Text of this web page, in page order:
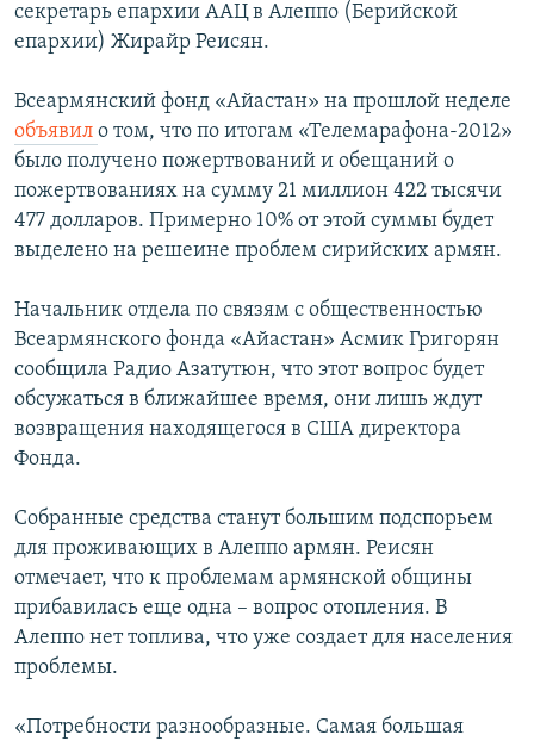
секретарь епархии ААЦ в Алеппо (Берийской
епархии) Жирайр Реисян.
Всеармянский фонд «Айастан» на прошлой неделе
объявил о том, что по итогам «Телемарафона-2012»
было получено пожертвований и обещаний о
пожертвованиях на сумму 21 миллион 422 тысячи
477 долларов. Примерно 10% от этой суммы будет
выделено на решеине проблем сирийских армян.
Начальник отдела по связям с общественностью
Всеармянского фонда «Айастан» Асмик Григорян
сообщила Радио Азатутюн, что этот вопрос будет
обсужаться в ближайшее время, они лишь ждут
возвращения находящегося в США директора
Фонда.
Собранные средства станут большим подспорьем
для проживающих в Алеппо армян. Реисян
отмечает, что к проблемам армянской общины
прибавилась еще одна – вопрос отопления. В
Алеппо нет топлива, что уже создает для населения
проблемы.
«Потребности разнообразные. Самая большая